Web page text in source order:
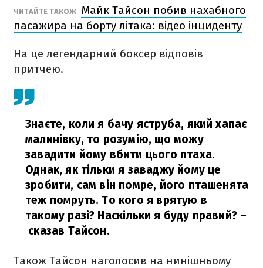
ЧИТАЙТЕ ТАКОЖ Майк Тайсон побив нахабного
пасажира на борту літака: відео інциденту
На це легендарний боксер відповів
притчею.
Знаєте, коли я бачу яструба, який хапає
малинівку, то розумію, що можу
завадити йому вбити цього птаха.
Однак, як тільки я заваджу йому це
зробити, сам він помре, його пташенята
теж помруть. То кого я врятую в
такому разі? Наскільки я буду правий? –
сказав Тайсон.
Також Тайсон наголосив на нинішньому